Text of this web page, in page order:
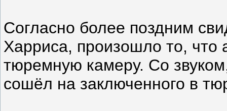
Согласно более поздним
Харриса, произошло то, что
тюремную камеру. Со
сошёл на заключенного в